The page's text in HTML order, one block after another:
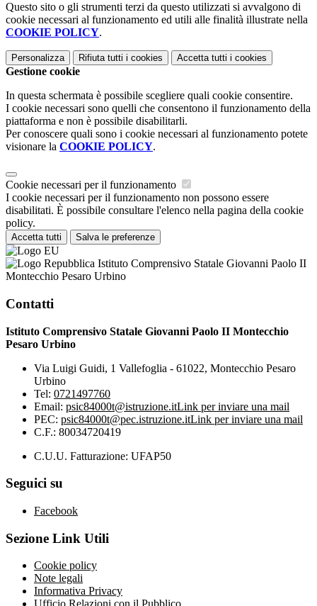
Questo sito o gli strumenti terzi da questo utilizzati si avvalgono di
cookie necessari al funzionamento ed utili alle finalità illustrate nella
COOKIE POLICY.
Personalizza Rifiuta tutti i cookies Accetta tutti i cookies
Gestione cookie
In questa schermata è possibile scegliere quali cookie consentire.
I cookie necessari sono quelli che consentono il funzionamento della
piattaforma e non è possibile disabilitarli.
Per conoscere quali sono i cookie necessari al funzionamento potete
visionare la COOKIE POLICY.
Cookie necessari per il funzionamento
I cookie necessari per il funzionamento non possono essere
disabilitati. È possibile consultare l'elenco nella pagina della cookie
policy.
Accetta tutti Salva le preferenze
Istituto Comprensivo Statale Giovanni Paolo II
Montecchio Pesaro Urbino
Contatti
Istituto Comprensivo Statale Giovanni Paolo II Montecchio
Pesaro Urbino
Via Luigi Guidi, 1 Vallefoglia - 61022, Montecchio Pesaro
Urbino
Tel: 0721497760
Email: psic84000t@istruzione.itLink per inviare una mail
PEC: psic84000t@pec.istruzione.itLink per inviare una mail
C.F.: 80034720419
C.U.U. Fatturazione: UFAP50
Seguici su
Facebook
Sezione Link Utili
Cookie policy
Note legali
Informativa Privacy